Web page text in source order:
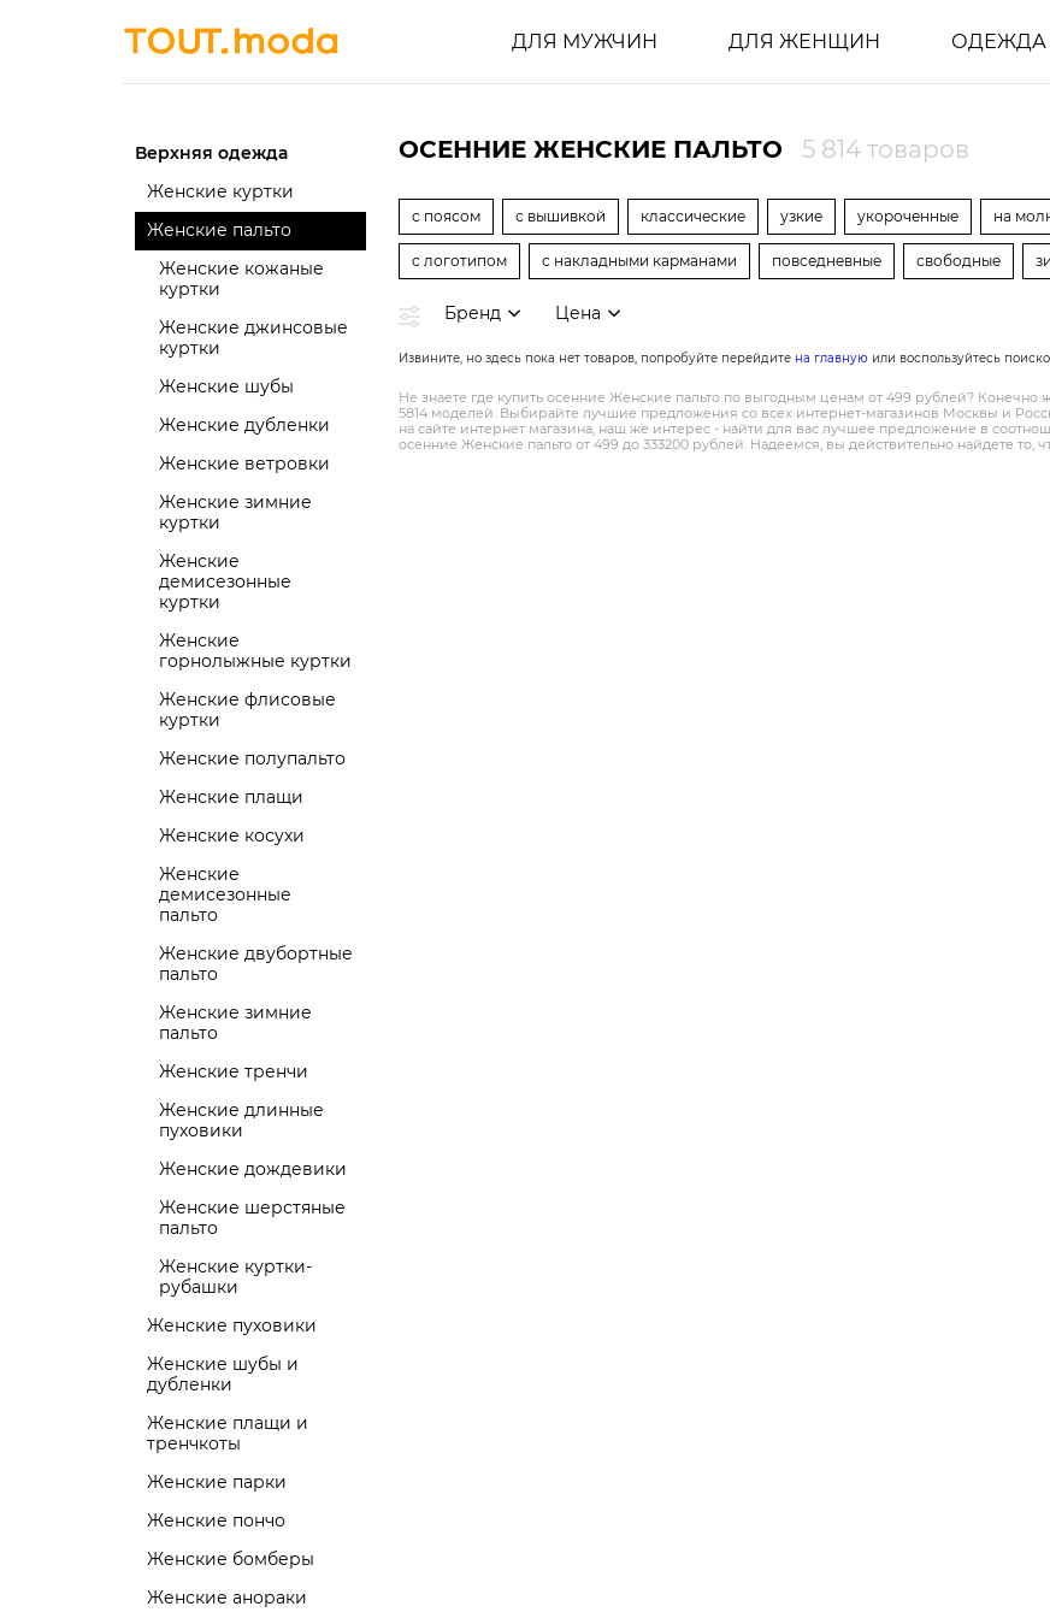
ДЛЯ МУЖЧИН ДЛЯ ЖЕНЩИН ОДЕЖДА
Верхняя одежда
Женские куртки
Женские пальто
Женские кожаные
куртки
Женские джинсовые
куртки
Женские шубы
Женские дубленки
Женские ветровки
Женские зимние
куртки
Женские
демисезонные
куртки
Женские
горнолыжные куртки
Женские флисовые
куртки
Женские полупальто
Женские плащи
Женские косухи
Женские
демисезонные
пальто
Женские двубортные
пальто
Женские зимние
пальто
Женские тренчи
Женские длинные
пуховики
Женские дождевики
Женские шерстяные
пальто
Женские куртки-
рубашки
Женские пуховики
Женские шубы и
дубленки
Женские плащи и
тренчкоты
Женские парки
Женские пончо
Женские бомберы
Женские анораки
ОСЕННИЕ ЖЕНСКИЕ ПАЛЬТО 5 814 товаров
с поясом с вышивкой классические узкие укороченные на
с логотипом с накладными карманами повседневные свободные
Бренд Цена
Извините, но здесь пока нет товаров, попробуйте перейдите на главную или воспользуйтесь
Не знаете где купить осенние Женские пальто по выгодным ценам от 499 рублей? Конечно
5814 моделей. Выбирайте лучшие предложения со всех интернет-магазинов Москвы и
на сайте интернет магазина, наш же интерес - найти для вас лучшее предложение в
осенние Женские пальто от 499 до 333200 рублей. Надеемся, вы действительно найдете то,